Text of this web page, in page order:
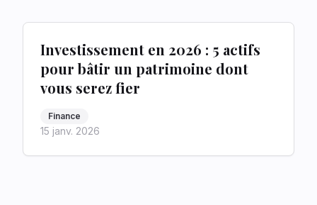
Investissement en 2026 : 5 actifs
pour bâtir un patrimoine dont
vous serez fier
Finance
15 janv. 2026